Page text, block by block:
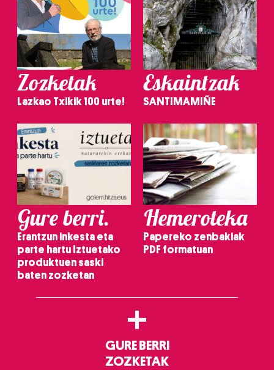
Zozketak
Lazkao Txikik 100 urte!
Eskaintzak
SANTIMAMIÑE
Gure berri.
Erantzun inkesta eta
parte hartu Iztuetako
produktuen saski
baten zozketan
Hemeroteka
Papereko zenbakiak
PDF formatuan
+
GURE BERRI
ZOZKETAK